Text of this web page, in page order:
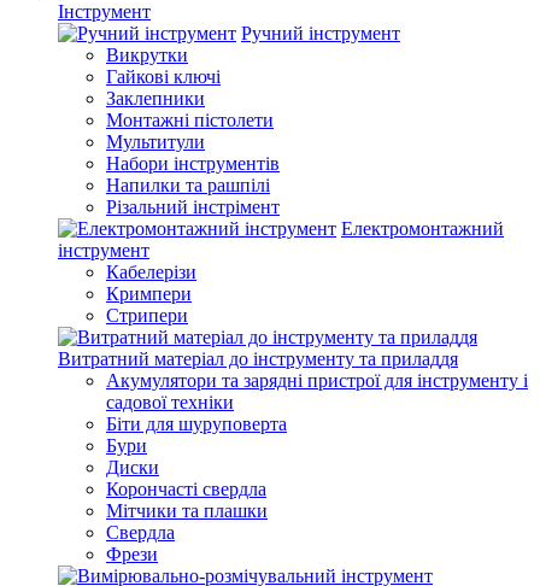
Інструмент
Ручний інструмент
Викрутки
Гайкові ключі
Заклепники
Монтажні пістолети
Мультитули
Набори інструментів
Напилки та рашпілі
Різальний інстрімент
Електромонтажний
інструмент
Кабелерізи
Кримпери
Стрипери
Витратний матеріал до інструменту та приладдя
Акумулятори та зарядні пристрої для інструменту і
садової техніки
Біти для шуруповерта
Бури
Диски
Корончасті свердла
Мітчики та плашки
Свердла
Фрези